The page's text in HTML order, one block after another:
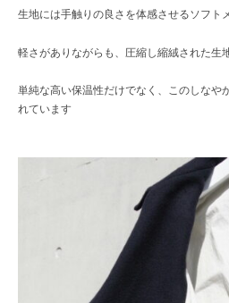
生地には手触りの良さを体感させるソフト
軽さがありながらも、圧縮し縮絨された生
単純な高い保温性だけでなく、このしなや
れています